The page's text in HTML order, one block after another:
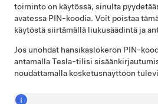
toiminto on käytössä, sinulta
avatessa PIN-koodia. Voit poistaa
käytöstä siirtämällä liukusäädintä ja
Jos unohdat hansikaslokeron PIN-
antamalla Tesla-tilisi
noudattamalla kosketusnäyttöön